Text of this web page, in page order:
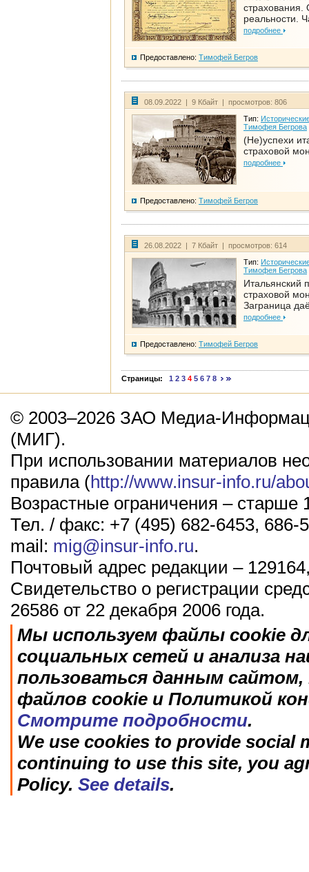
страхования.
реальности.
подробнее
Предоставлено: Тимофей Бегров
08.09.2022 | 9 Кбайт | просмотров: 806
Тип:
Тимофея Бегрова
(Не)успехи
страховой
подробнее
Предоставлено: Тимофей Бегров
26.08.2022 | 7 Кбайт | просмотров: 614
Тип:
Тимофея Бегрова
Итальянский
страховой
Заграница
подробнее
Предоставлено: Тимофей Бегров
Страницы: 1 2 3 4 5 6 7 8
© 2003–2026 ЗАО Медиа-
(МИГ).
При использовании материалов
правила (http://www.insur-info.ru/
Возрастные ограничения – старше
Тел. / факс: +7 (495) 682-6453, 686-
mail: mig@insur-info.ru.
Почтовый адрес редакции –
Свидетельство о регистрации
26586 от 22 декабря 2006 года.
Мы используем файлы cookie
социальных сетей и анализа
пользоваться данным
файлов cookie и Политикой
Смотрите подробности.
We use cookies to provide social
continuing to use this site, you
Policy. See details.